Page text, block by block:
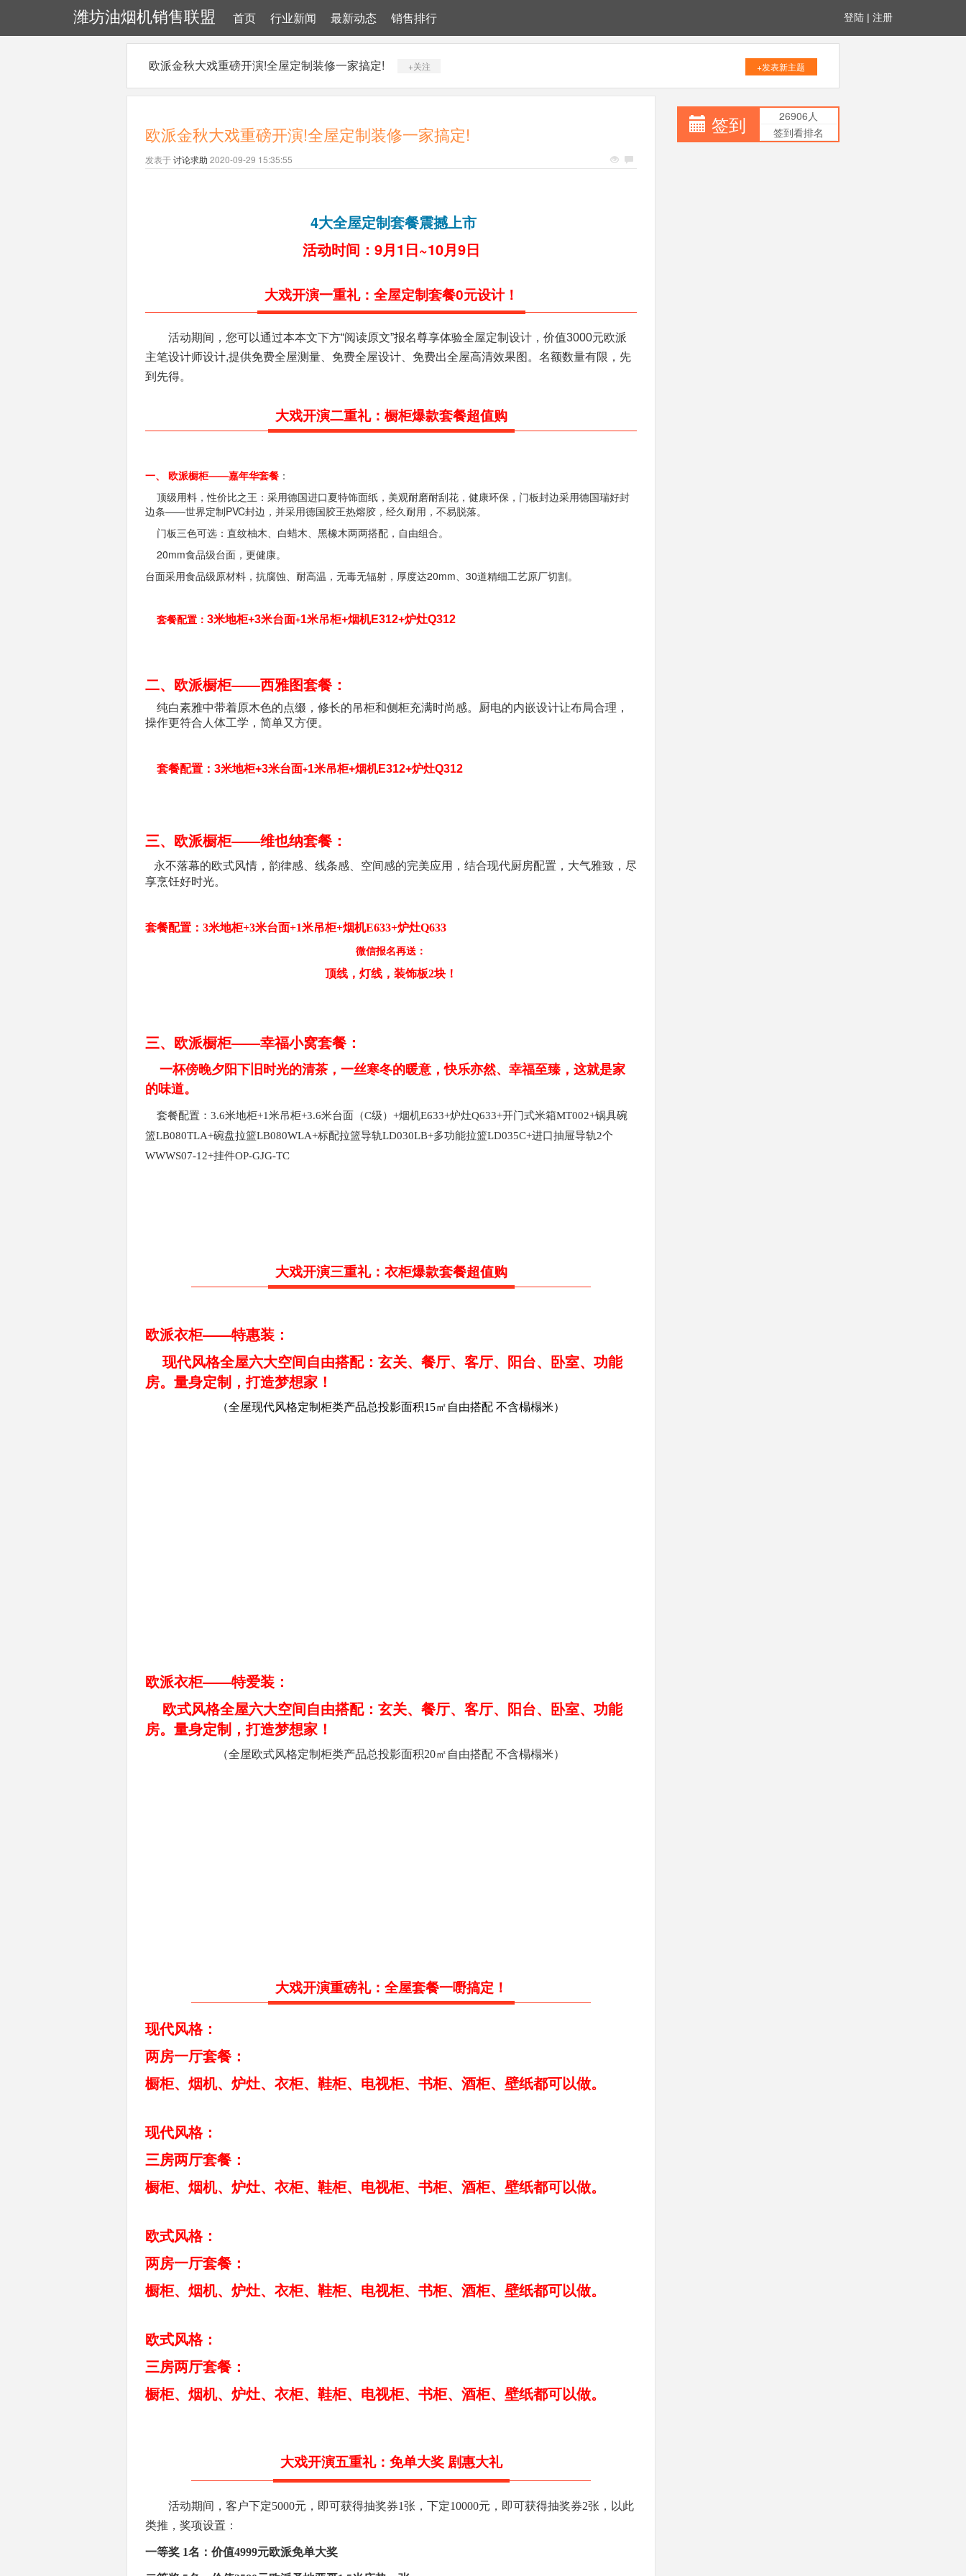
潍坊油烟机销售联盟 首页 行业新闻 最新动态 销售排行 登陆 | 注册
欧派金秋大戏重磅开演!全屋定制装修一家搞定! +关注 +发表新主题
欧派金秋大戏重磅开演!全屋定制装修一家搞定!
发表于讨论求助 2020-09-29 15:35:55
4大全屋定制套餐震撼上市
活动时间：9月1日~10月9日
大戏开演一重礼：全屋定制套餐0元设计！
活动期间，您可以通过本本文下方“阅读原文”报名尊享体验全屋定制设计，价值3000元欧派
主笔设计师设计,提供免费全屋测量、免费全屋设计、免费出全屋高清效果图。名额数量有限，先
到先得。
大戏开演二重礼：橱柜爆款套餐超值购
一、 欧派橱柜——嘉年华套餐 ：
顶级用料，性价比之王：采用德国进口夏特饰面纸，美观耐磨耐刮花，健康环保，门板封边采用德国瑞好封
边条——世界定制PVC封边，并采用德国胶王热熔胶，经久耐用，不易脱落。
门板三色可选：直纹柚木、白蜡木、黑橡木两两搭配，自由组合。
20mm食品级台面，更健康。
台面采用食品级原材料，抗腐蚀、耐高温，无毒无辐射，厚度达20mm、30道精细工艺原厂切割。
套餐配置：3米地柜+3米台面+1米吊柜+烟机E312+炉灶Q312
二、欧派橱柜——西雅图套餐：
纯白素雅中带着原木色的点缀，修长的吊柜和侧柜充满时尚感。厨电的内嵌设计让布局合理，
操作更符合人体工学，简单又方便。
套餐配置：3米地柜+3米台面+1米吊柜+烟机E312+炉灶Q312
三、欧派橱柜——维也纳套餐：
永不落幕的欧式风情，韵律感、线条感、空间感的完美应用，结合现代厨房配置，大气雅致，尽
享烹饪好时光。
套餐配置：3米地柜+3米台面+1米吊柜+烟机E633+炉灶Q633
微信报名再送：
顶线，灯线，装饰板2块！
三、欧派橱柜——幸福小窝套餐：
一杯傍晚夕阳下旧时光的清茶，一丝寒冬的暖意，快乐亦然、幸福至臻，这就是家
的味道。
套餐配置：3.6米地柜+1米吊柜+3.6米台面（C级）+烟机E633+炉灶Q633+开门式米箱MT002+锅具碗
篮LB080TLA+碗盘拉篮LB080WLA+标配拉篮导轨LD030LB+多功能拉篮LD035C+进口抽屉导轨2个
WWWS07-12+挂件OP-GJG-TC
大戏开演三重礼：衣柜爆款套餐超值购
欧派衣柜——特惠装：
现代风格全屋六大空间自由搭配：玄关、餐厅、客厅、阳台、卧室、功能
房。量身定制，打造梦想家！
（全屋现代风格定制柜类产品总投影面积15㎡自由搭配 不含榻榻米）
欧派衣柜——特爱装：
欧式风格全屋六大空间自由搭配：玄关、餐厅、客厅、阳台、卧室、功能
房。量身定制，打造梦想家！
（全屋欧式风格定制柜类产品总投影面积20㎡自由搭配 不含榻榻米）
大戏开演重磅礼：全屋套餐一嘢搞定！
现代风格：
两房一厅套餐：
橱柜、烟机、炉灶、衣柜、鞋柜、电视柜、书柜、酒柜、壁纸都可以做。
现代风格：
三房两厅套餐：
橱柜、烟机、炉灶、衣柜、鞋柜、电视柜、书柜、酒柜、壁纸都可以做。
欧式风格：
两房一厅套餐：
橱柜、烟机、炉灶、衣柜、鞋柜、电视柜、书柜、酒柜、壁纸都可以做。
欧式风格：
三房两厅套餐：
橱柜、烟机、炉灶、衣柜、鞋柜、电视柜、书柜、酒柜、壁纸都可以做。
大戏开演五重礼：免单大奖 剧惠大礼
活动期间，客户下定5000元，即可获得抽奖券1张，下定10000元，即可获得抽奖券2张，以此
类推，奖项设置：
一等奖 1名：价值4999元欧派免单大奖
签到
26906人
签到看排名